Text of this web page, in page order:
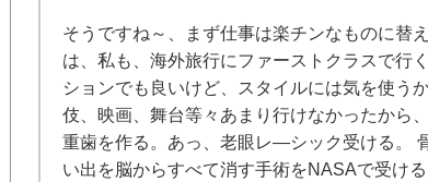
そうですね～、まず仕事は楽チンなものに替
は、私も、海外旅行にファーストクラスで行
ションでも良いけど、スタイルには気を使う
伎、映画、舞台等々あまり行けなかったから
重歯を作る。あっ、老眼レ―シック受ける。
い出を脳からすべて消す手術をNASAで受け